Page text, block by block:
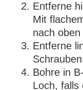
Entferne
Mit
nach oben
Entferne
Bohre in
Loch, falls